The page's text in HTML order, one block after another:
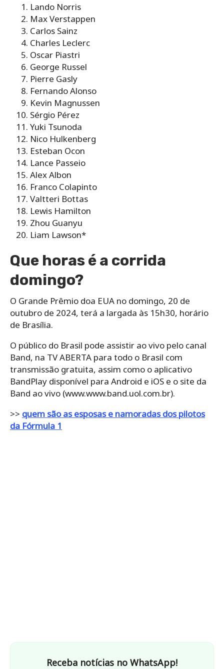
Lando Norris
Max Verstappen
Carlos Sainz
Charles Leclerc
Oscar Piastri
George Russel
Pierre Gasly
Fernando Alonso
Kevin Magnussen
Sérgio Pérez
Yuki Tsunoda
Nico Hulkenberg
Esteban Ocon
Lance Passeio
Alex Albon
Franco Colapinto
Valtteri Bottas
Lewis Hamilton
Zhou Guanyu
Liam Lawson*
Que horas é a corrida
domingo?
O Grande Prêmio doa EUA no domingo, 20 de
outubro de 2024, terá a largada às 15h30, horário
de Brasília.
O público do Brasil pode assistir ao vivo pelo canal
Band, na TV ABERTA para todo o Brasil com
transmissão gratuita, assim como o aplicativo
BandPlay disponível para Android e iOS e o site da
Band ao vivo (www.www.band.uol.com.br).
>> quem são as esposas e namoradas dos pilotos
da Fórmula 1
Receba notícias no WhatsApp!